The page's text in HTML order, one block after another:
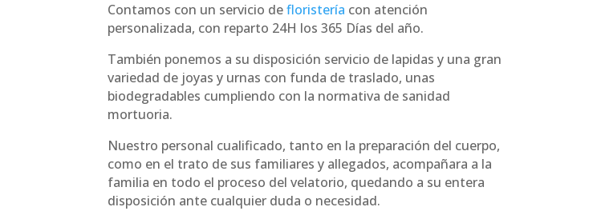
Contamos con un servicio defloristería con atención
personalizada, con reparto 24H los 365 Días del año.
También ponemos a su disposición servicio de lapidas y una gran
variedad de joyas y urnas con funda de traslado, unas
biodegradables cumpliendo con la normativa de sanidad
mortuoria.
Nuestro personal cualificado, tanto en la preparación del cuerpo,
como en el trato de sus familiares y allegados, acompañara a la
familia en todo el proceso del velatorio, quedando a su entera
disposición ante cualquier duda o necesidad.